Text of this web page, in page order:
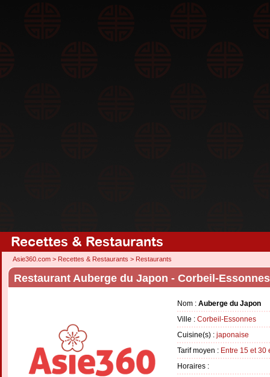
Recettes & Restaurants
Asie360.com > Recettes & Restaurants > Restaurants
Restaurant Auberge du Japon - Corbeil-Essonnes
Nom : Auberge du Japon
Ville : Corbeil-Essonnes
Cuisine(s) : japonaise
Tarif moyen : Entre 15 et 30
Horaires :